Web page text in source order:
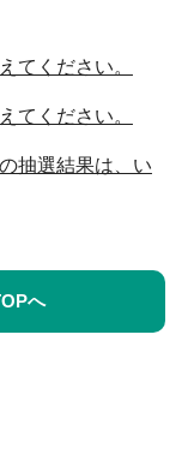
てください。
てください。
抽選結果は、い
へ